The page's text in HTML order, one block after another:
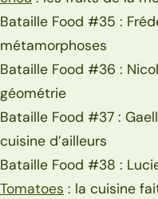
Bataille Food #35 :
métamorphoses
Bataille Food #36 :
géométrie
Bataille Food #37 :
cuisine d’ailleurs
Bataille Food #38 :
Tomatoes : la cuisine